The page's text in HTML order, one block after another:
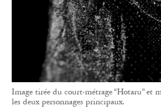
Image tirée du court-métrage “Hotaru” et
les deux personnages principaux.